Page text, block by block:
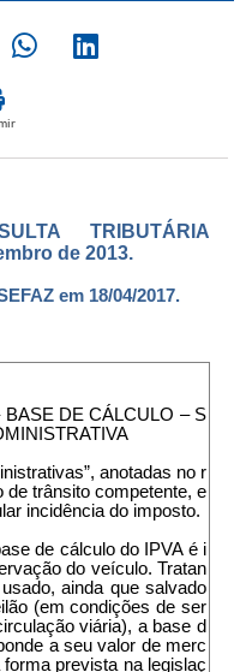
TRIBUTÁRIA
de 2013.
em 18/04/2017.
BASE DE CÁLCULO – S
anotadas no r
de trânsito competente, e
incidência do imposto.
de cálculo do IPVA é i
do veículo. Tratan
ainda que salvado
(em condições de ser
viária), a base d
a seu valor de merc
prevista na legislaç